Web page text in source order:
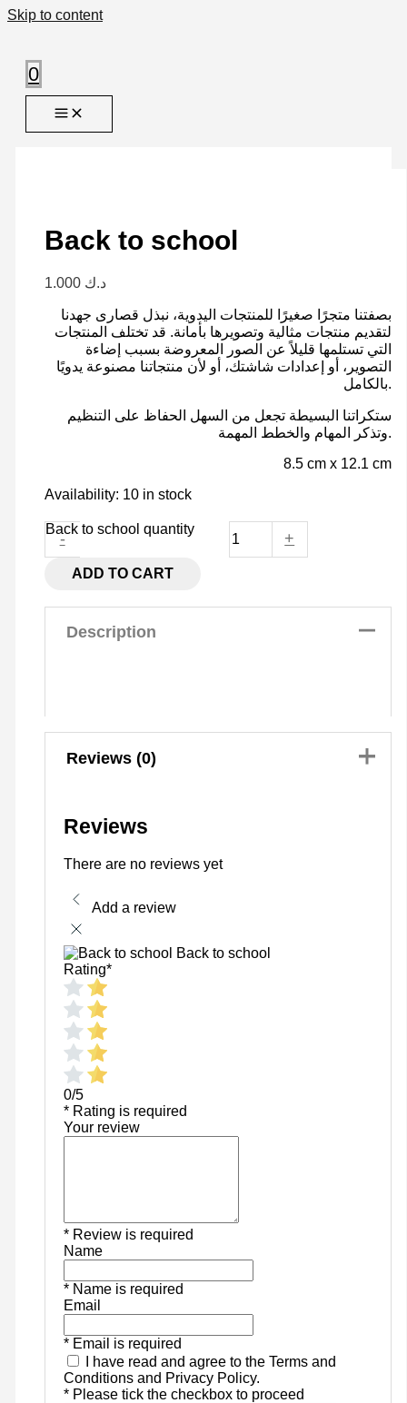
Skip to content
0
Back to school
د.ك 1.000
بصفتنا متجرًا صغيرًا للمنتجات اليدوية، نبذل قصارى جهدنا
لتقديم منتجات مثالية وتصويرها بأمانة. قد تختلف المنتجات
التي تستلمها قليلاً عن الصور المعروضة بسبب إضاءة
التصوير، أو إعدادات شاشتك، أو لأن منتجاتنا مصنوعة يدويًا
بالكامل.
ستكراتنا البسيطة تجعل من السهل الحفاظ على التنظيم
وتذكر المهام والخطط المهمة.
8.5 cm x 12.1 cm
Availability: 10 in stock
-
Back to school quantity
+
ADD TO CART
Description
Reviews (0)
Reviews
There are no reviews yet
Add a review
Back to school
Rating*
0/5
* Rating is required
Your review
* Review is required
Name
* Name is required
Email
* Email is required
I have read and agree to the Terms and
Conditions and Privacy Policy.
* Please tick the checkbox to proceed